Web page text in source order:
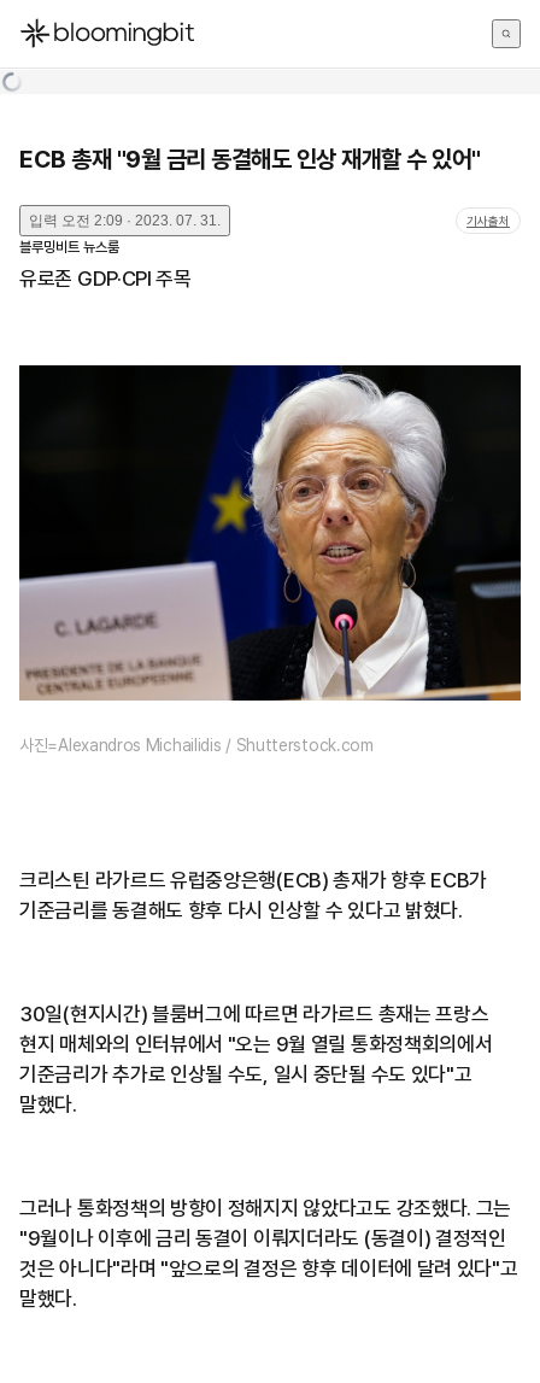
한국어
ECB 총재 "9월 금리 동결해도 인상 재개할 수 있어"
입력 오전 2:09 · 2023. 07. 31. 기사출처
블루밍비트 뉴스룸
유로존 GDP·CPI 주목
사진=Alexandros Michailidis / Shutterstock.com
크리스틴 라가르드 유럽중앙은행(ECB) 총재가 향후 ECB가
기준금리를 동결해도 향후 다시 인상할 수 있다고 밝혔다.
30일(현지시간) 블룸버그에 따르면 라가르드 총재는 프랑스
현지 매체와의 인터뷰에서 "오는 9월 열릴 통화정책회의에서
기준금리가 추가로 인상될 수도, 일시 중단될 수도 있다"고
말했다.
그러나 통화정책의 방향이 정해지지 않았다고도 강조했다. 그는
"9월이나 이후에 금리 동결이 이뤄지더라도 (동결이) 결정적인
것은 아니다"라며 "앞으로의 결정은 향후 데이터에 달려 있다"고
말했다.